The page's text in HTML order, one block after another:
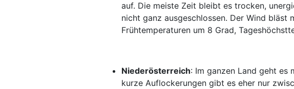
auf. Die meiste Zeit bleibt es trocken,
nicht ganz ausgeschlossen. Der Wind bläst
Frühtemperaturen um 8 Grad,
Niederösterreich: Im ganzen Land geht es
kurze Auflockerungen gibt es eher nur